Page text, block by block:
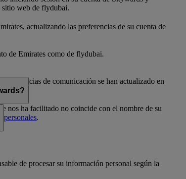
sitio web de flydubai.
actualizando las preferencias de su cuenta de
de Emirates como de flydubai.
de comunicación se han actualizado en
nos ha facilitado no coincide con el nombre de su
personales.
de procesar su información personal según la